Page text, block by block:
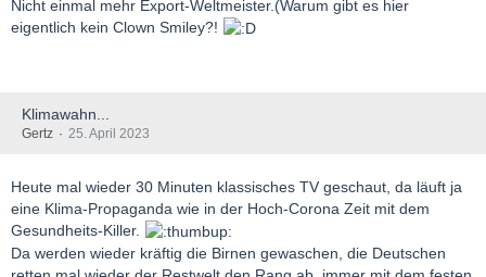
Nicht einmal mehr Export-Weltmeister.(Warum gibt es hier
eigentlich kein Clown Smiley?!
Klimawahn...
Gertz 25. April 2023
Heute mal wieder 30 Minuten klassisches TV geschaut, da läuft ja
eine Klima-Propaganda wie in der Hoch-Corona Zeit mit dem
Gesundheits-Killer.
Da werden wieder kräftig die Birnen gewaschen, die Deutschen